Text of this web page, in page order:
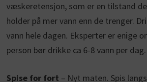
væskeretensjon, som er en tilstand
holder på mer vann enn de trenger.
vann hele dagen. Eksperter er enige
person bør drikke ca 6-8 vann per dag.
Spise for fort – Nyt maten. Spis